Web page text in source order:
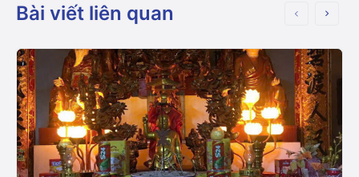
Bài viết liên quan